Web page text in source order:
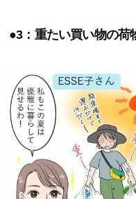
●3：重たい買い物の荷